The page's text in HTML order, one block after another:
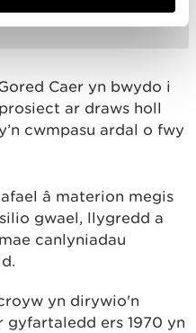
a gwarchod y bywyd
Caer yn bwydo i
ar draws holl
cwmpasu ardal o fwy
â materion megis
gwael, llygredd a
canlyniadau
yn dirywio'n
gyfartaledd ers 1970 yn